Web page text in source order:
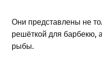
Они представлены не
решёткой для барбекю,
рыбы.